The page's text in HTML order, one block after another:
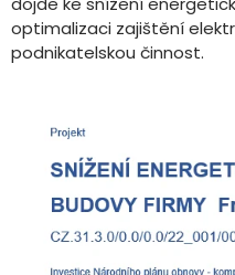
optimalizaci zajištění
podnikatelskou činnost.